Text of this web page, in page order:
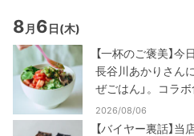
8 月6日(木)
【一杯のご褒美】
長谷川あかりさん
ぜごはん」。コラ
2026/08/06
【バイヤー裏話】